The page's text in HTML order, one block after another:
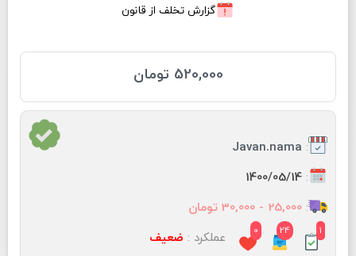
گزارش تخلف از قانون
520,000 تومان
:
Javan.nama
:
1400/05/14
: 25,000 - 30,000 تومان
1
24
0 عملکرد : ضعیف